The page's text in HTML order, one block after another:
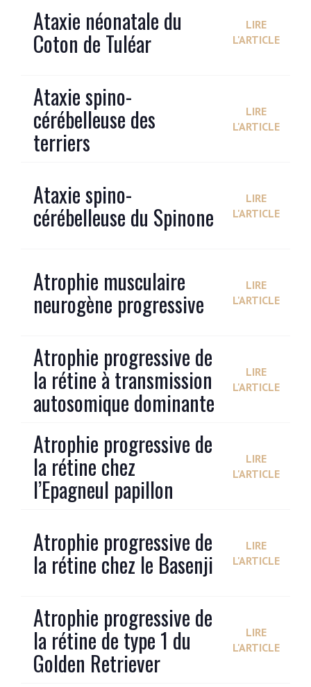
Ataxie néonatale du
Coton de Tuléar
LIRE
L'ARTICLE
Ataxie spino-
cérébelleuse des
terriers
LIRE
L'ARTICLE
Ataxie spino-
cérébelleuse du Spinone
LIRE
L'ARTICLE
Atrophie musculaire
neurogène progressive
LIRE
L'ARTICLE
Atrophie progressive de
la rétine à transmission
autosomique dominante
LIRE
L'ARTICLE
Atrophie progressive de
la rétine chez
l’Epagneul papillon
LIRE
L'ARTICLE
Atrophie progressive de
la rétine chez le Basenji
LIRE
L'ARTICLE
Atrophie progressive de
la rétine de type 1 du
Golden Retriever
LIRE
L'ARTICLE